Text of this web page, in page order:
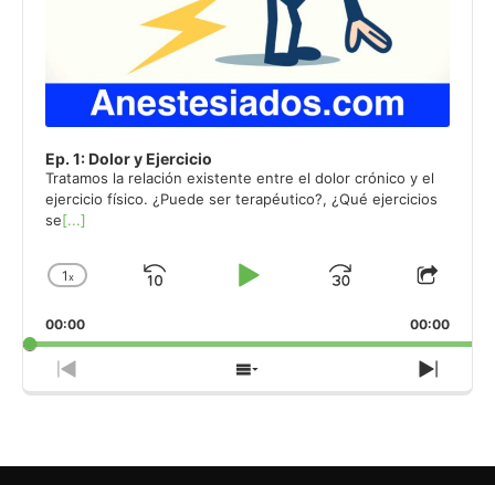
Ep. 1: Dolor y Ejercicio
Tratamos la relación existente entre el dolor crónico y el
ejercicio físico. ¿Puede ser terapéutico?, ¿Qué ejercicios
se[...]
Change
Rate
1x
Skip
Play
Jump
Forward
Share
00:00 00:00
Previous
Episode
Show
Episodes
Next